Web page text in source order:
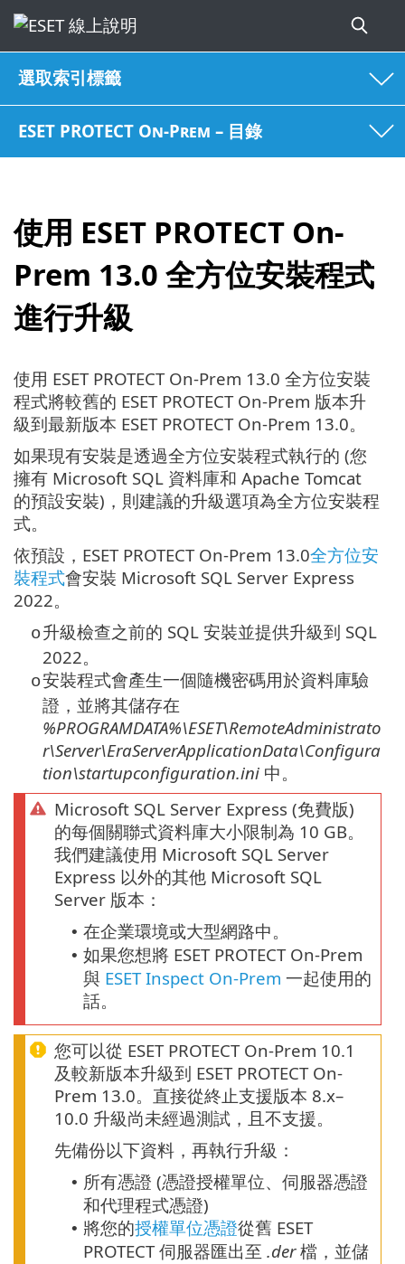
選取索引標籤
ESET PROTECT On-Prem – 目錄
使用 ESET PROTECT On-
Prem 13.0 全方位安裝程式
進行升級
使用 ESET PROTECT On-Prem 13.0 全方位安裝
程式將較舊的 ESET PROTECT On-Prem 版本升
級到最新版本 ESET PROTECT On-Prem 13.0。
如果現有安裝是透過全方位安裝程式執行的 (您
擁有 Microsoft SQL 資料庫和 Apache Tomcat
的預設安裝)，則建議的升級選項為全方位安裝程
式。
依預設，ESET PROTECT On-Prem 13.0全方位安
裝程式會安裝 Microsoft SQL Server Express
2022。
o升級檢查之前的 SQL 安裝並提供升級到 SQL
2022。
o安裝程式會產生一個隨機密碼用於資料庫驗
證，並將其儲存在
%PROGRAMDATA%\ESET\RemoteAdministrato
r\Server\EraServerApplicationData\Configura
tion\startupconfiguration.ini 中。
Microsoft SQL Server Express (免費版)
的每個關聯式資料庫大小限制為 10 GB。
我們建議使用 Microsoft SQL Server
Express 以外的其他 Microsoft SQL
Server 版本：
• 在企業環境或大型網路中。
• 如果您想將 ESET PROTECT On-Prem
與 ESET Inspect On-Prem 一起使用的
話。
您可以從 ESET PROTECT On-Prem 10.1
及較新版本升級到 ESET PROTECT On-
Prem 13.0。直接從終止支援版本 8.x–
10.0 升級尚未經過測試，且不支援。
先備份以下資料，再執行升級：
• 所有憑證 (憑證授權單位、伺服器憑證
和代理程式憑證)
• 將您的授權單位憑證從舊 ESET
PROTECT 伺服器匯出至 .der檔，並儲